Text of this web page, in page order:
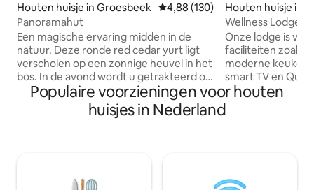
Houten huisje in Groesbeek Gemiddelde beoordeling van
4,88 (130)
Panoramahut
Een magische ervaring midden in de
natuur. Deze ronde red cedar yurt ligt
verscholen op een zonnige heuvel in het
bos. In de avond wordt u getrakteerd op
de zon die ondergaat boven de
Mookerheide, te bewonderen vanaf uw
privé vlonderterras. Slaap onder een
setting voor romantische momenten en
Houten huisje in
g
Wellness Lodge
jacuzzi
Onze lodge is
faciliteiten zoals
moderne keuken,
smart TV en
veranda is
jacuzzi en
grote privétuin
kijkt u uit over de
Populaire voorzieningen voor houten
huisjes in Nederland